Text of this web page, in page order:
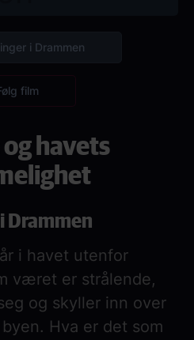
i Drammen
film
havets
Drammen
i havet utenfor
været er strålende,
og skyller inn over
Hva er det som